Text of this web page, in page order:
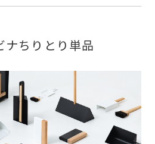
ナちりとり単品